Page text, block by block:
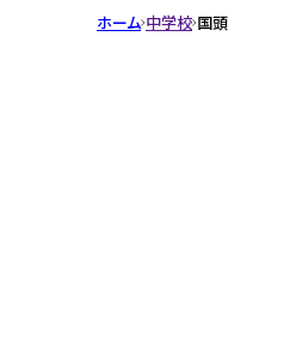
ホーム 中学校 国頭